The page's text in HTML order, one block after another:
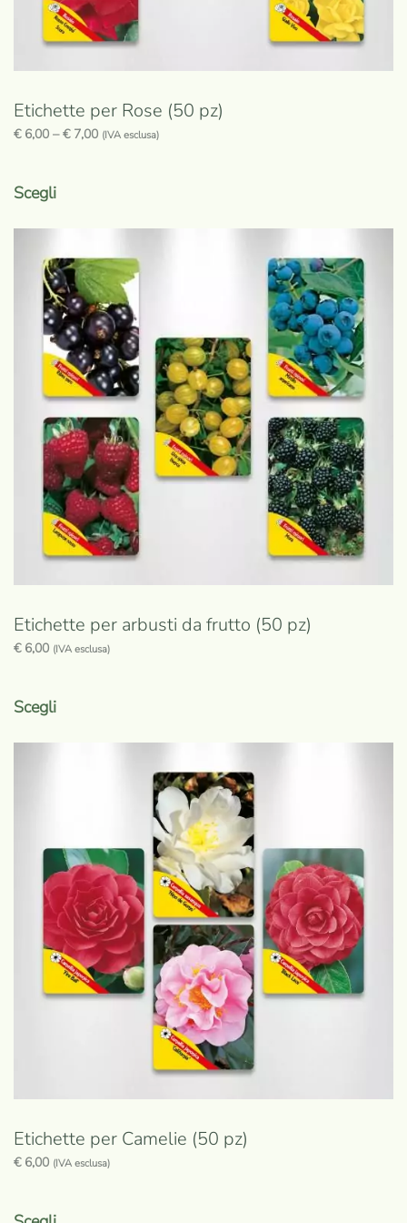
Etichette per Rose (50 pz)
€6,00 –€7,00 (IVA esclusa)
Scegliprodotto
varianti.
Le
opzioni
possono
essere
scelte
nella
pagina
del
prodotto
Etichette per arbusti da frutto (50 pz)
€6,00 (IVA esclusa)
Scegliprodotto
possono
essere
scelte
nella
pagina
del
Etichette per Camelie (50 pz)
€6,00 (IVA esclusa)
prodotto